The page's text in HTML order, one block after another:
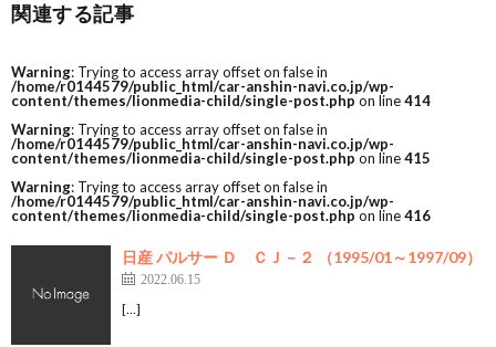
関連する記事
Warning: Trying to access array offset on false in
/home/r0144579/public_html/car-anshin-navi.co.jp/wp-
content/themes/lionmedia-child/single-post.php on line414
Warning: Trying to access array offset on false in
/home/r0144579/public_html/car-anshin-navi.co.jp/wp-
content/themes/lionmedia-child/single-post.php on line415
Warning: Trying to access array offset on false in
/home/r0144579/public_html/car-anshin-navi.co.jp/wp-
content/themes/lionmedia-child/single-post.php on line416
日産 パルサー Ｄ ＣＪ－２ （1995/01～1997/09）
2022.06.15
[…]